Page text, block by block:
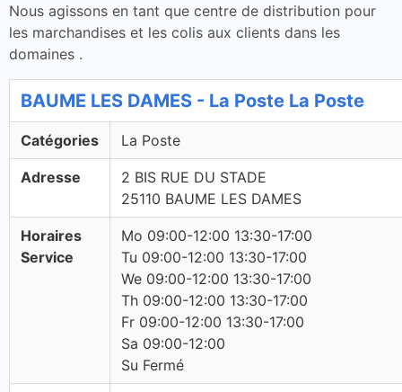
Nous agissons en tant que centre de distribution pour
les marchandises et les colis aux clients dans les
domaines .
BAUME LES DAMES - La Poste La Poste
Catégories La Poste
Adresse
2 BIS RUE DU STADE
25110 BAUME LES DAMES
Horaires
Service
Mo 09:00-12:00 13:30-17:00
Tu 09:00-12:00 13:30-17:00
We 09:00-12:00 13:30-17:00
Th 09:00-12:00 13:30-17:00
Fr 09:00-12:00 13:30-17:00
Sa 09:00-12:00
Su Fermé